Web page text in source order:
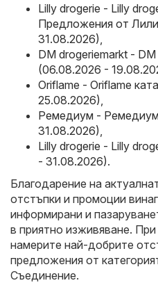
Lilly drogerie - Lilly
Предложения от
31.08.2026)
DM drogeriemarkt -
(06.08.2026 -
Oriflame - Oriflame
25.08.2026)
Ремедиум -
31.08.2026)
Lilly drogerie - Lilly
- 31.08.2026).
Благодарение на
отстъпки и промоции
информирани и
в приятно изживяване.
намерите най-добрите
предложения от
Съединение.